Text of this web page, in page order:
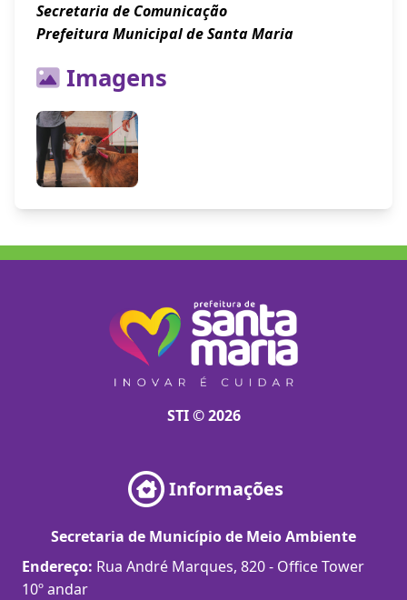
Secretaria de Comunicação
Prefeitura Municipal de Santa Maria
Imagens
STI © 2026
Informações
Secretaria de Município de Meio Ambiente
Endereço: Rua André Marques, 820 - Office Tower
10º andar